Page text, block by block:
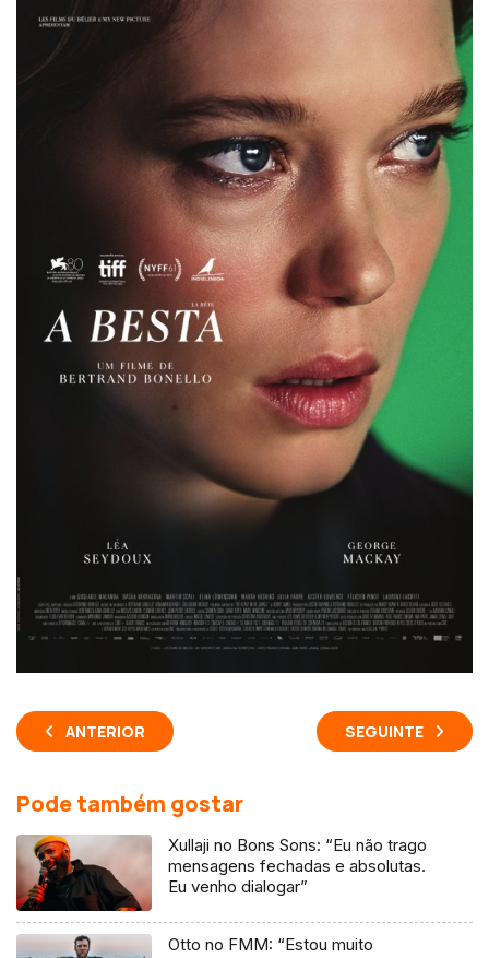
ANTERIOR SEGUINTE
Pode também gostar
Xullaji no Bons Sons: “Eu não trago
mensagens fechadas e absolutas.
Eu venho dialogar”
Otto no FMM: “Estou muito